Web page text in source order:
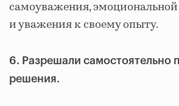
самоуважения, эмоциональной
и уважения к своему опыту.
6. Разрешали самостоятельно
решения.